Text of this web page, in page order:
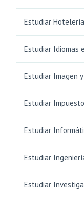
Estudiar
Estudiar Idiomas
Estudiar Imagen
Estudiar
Estudiar
Estudiar
Estudiar